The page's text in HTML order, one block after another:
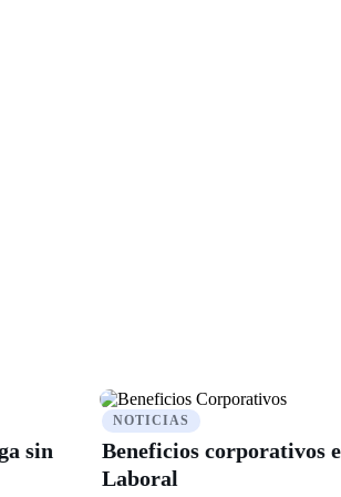
sin
NOTICIAS
Beneficios corporativos
Laboral